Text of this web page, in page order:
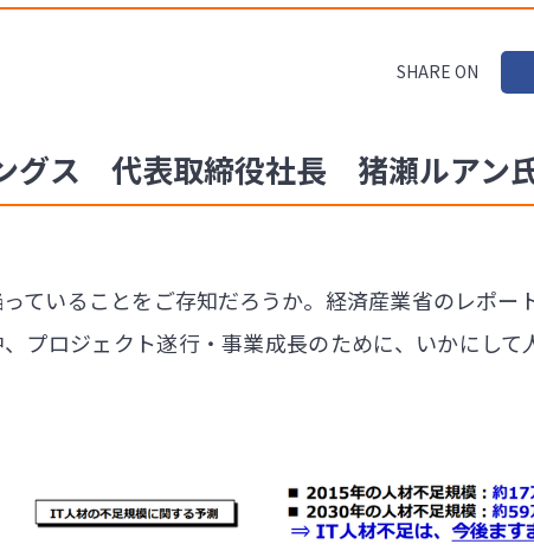
SHARE ON
グス 代表取締役社長 猪瀬ルアン氏
ていることをご存知だろうか。経済産業省のレポー
プロジェクト遂行・事業成長のために、いかにし